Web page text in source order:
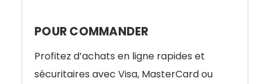
POUR COMMANDER
Profitez d’achats en ligne rapides et
sécuritaires avec Visa, MasterCard ou